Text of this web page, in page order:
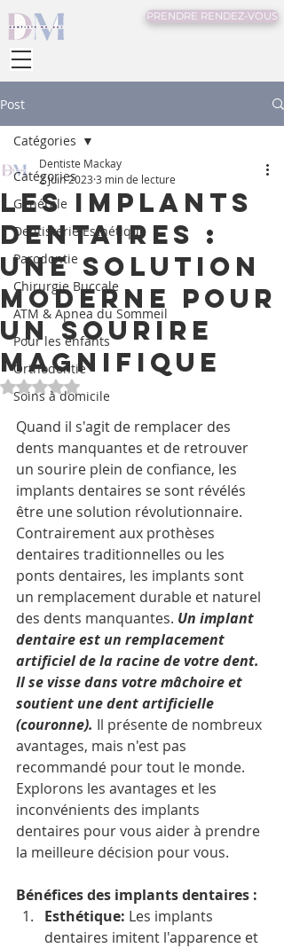
PRENDRE RENDEZ-VOUS
Post
Catégories
Générale
Dentisterie Esthétique
Parodontie
Chirurgie Buccale
ATM & Apnea du Sommeil
Pour les enfants
Orthodontie
Soins à domicile
Catégories
Les implants
dentaires :
Une solution
moderne pour
un sourire
magnifique
Dentiste Mackay
2 juin 2023 3 min de lecture
Noté NaN étoiles sur 5.
Quand il s'agit de remplacer des
dents manquantes et de retrouver
un sourire plein de confiance, les
implants dentaires se sont révélés
être une solution révolutionnaire.
Contrairement aux prothèses
dentaires traditionnelles ou les
ponts dentaires, les implants sont
un remplacement durable et naturel
des dents manquantes. Un implant
dentaire est un remplacement
artificiel de la racine de votre dent.
Il se visse dans votre mâchoire et
soutient une dent artificielle
(couronne). Il présente de nombreux
avantages, mais n'est pas
recommandé pour tout le monde.
Explorons les avantages et les
inconvénients des implants
dentaires pour vous aider à prendre
la meilleure décision pour vous.
Bénéfices des implants dentaires :
Esthétique: Les implants
dentaires imitent l'apparence et